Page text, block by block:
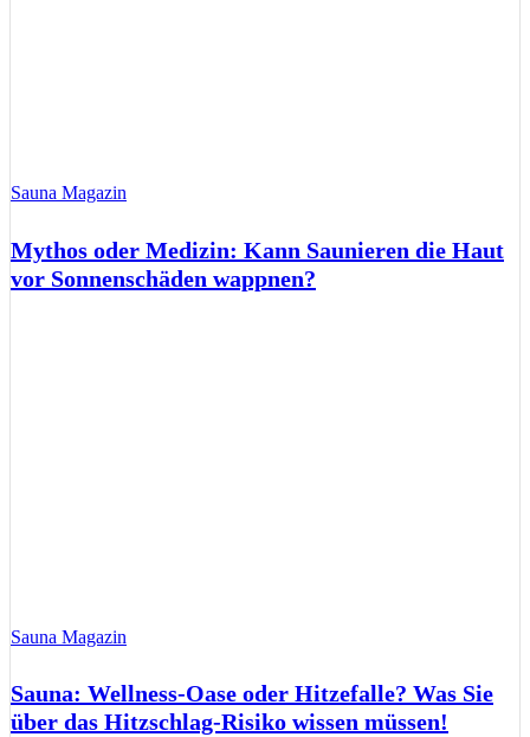
Sauna Magazin
Mythos oder Medizin: Kann Saunieren die Haut
vor Sonnenschäden wappnen?
Sauna Magazin
Sauna: Wellness-Oase oder Hitzefalle? Was Sie
über das Hitzschlag-Risiko wissen müssen!